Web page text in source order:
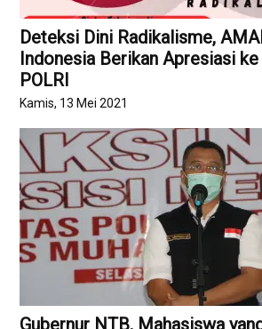
Deteksi Dini Radikalisme,
Indonesia Berikan Apresiasi
POLRI
Kamis, 13 Mei 2021
Gubernur NTB, Mahasiswa